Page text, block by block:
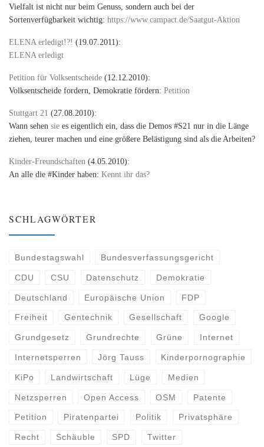
Vielfalt ist nicht nur beim Genuss, sondern auch bei der
Sortenverfügbarkeit wichtig: https://www.campact.de/Saatgut-Aktion
ELENA erledigt!?! (19.07.2011):
ELENA erledigt
Petition für Volksentscheide (12.12.2010):
Volksentscheide fordern, Demokratie fördern: Petition
Stuttgart 21 (27.08.2010):
Wann sehen sie es eigentlich ein, dass die Demos #S21 nur in die Länge
ziehen, teurer machen und eine größere Belästigung sind als die Arbeiten?
Kinder-Freundschaften (4.05.2010):
An alle die #Kinder haben: Kennt ihr das?
SCHLAGWÖRTER
Bundestagswahl Bundesverfassungsgericht
CDU CSU Datenschutz Demokratie
Deutschland Europäische Union FDP
Freiheit Gentechnik Gesellschaft Google
Grundgesetz Grundrechte Grüne Internet
Internetsperren Jörg Tauss Kinderpornographie
KiPo Landwirtschaft Lüge Medien
Netzsperren Open Access OSM Patente
Petition Piratenpartei Politik Privatsphäre
Recht Schäuble SPD Twitter